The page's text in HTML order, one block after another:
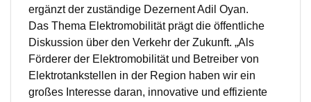
ergänzt der zuständige Dezernent Adil Oyan.
Das Thema Elektromobilität prägt die öffentliche
Diskussion über den Verkehr der Zukunft. „Als
Förderer der Elektromobilität und Betreiber von
Elektrotankstellen in der Region haben wir ein
großes Interesse daran, innovative und effiziente